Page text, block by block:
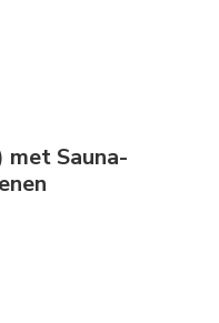
Sauna-